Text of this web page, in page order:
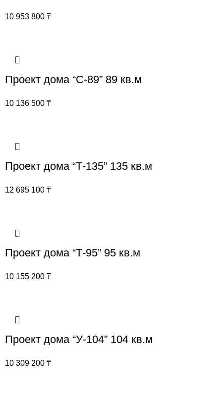
10 953 800 ₸
Проект дома “С-89” 89 кв.м
10 136 500 ₸
Проект дома “Т-135” 135 кв.м
12 695 100 ₸
Проект дома “Т-95” 95 кв.м
10 155 200 ₸
Проект дома “У-104” 104 кв.м
10 309 200 ₸